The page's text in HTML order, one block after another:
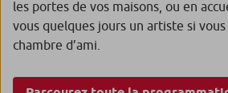
les portes de vos maisons, ou en
vous quelques jours un artiste si vous
chambre d’ami.